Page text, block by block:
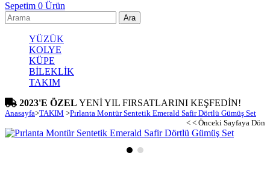
Sepetim 0 Ürün
YÜZÜK
KOLYE
KÜPE
BİLEKLİK
TAKIM
2023'E ÖZEL YENİ YIL FIRSATLARINI KEŞFEDİN!
Anasayfa>TAKIM >Pırlanta Montür Sentetik Emerald Safir Dörtlü Gümüş Set
< < Önceki Sayfaya Dön